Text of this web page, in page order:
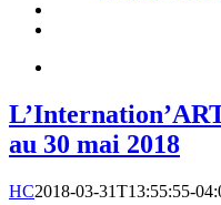
au 30 mai 2018
HC2018-03-31T13:55:55-